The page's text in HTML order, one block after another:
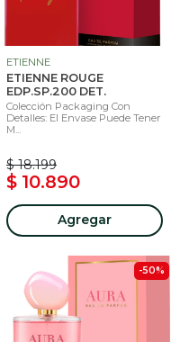
ETIENNE
ETIENNE ROUGE
EDP.SP.200 DET.
Colección Packaging Con
Detalles: El Envase Puede Tener
M...
$ 18.199
$ 10.890
Agregar
-50%